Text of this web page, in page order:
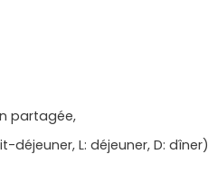
partagée,
L: déjeuner, D: dîner)